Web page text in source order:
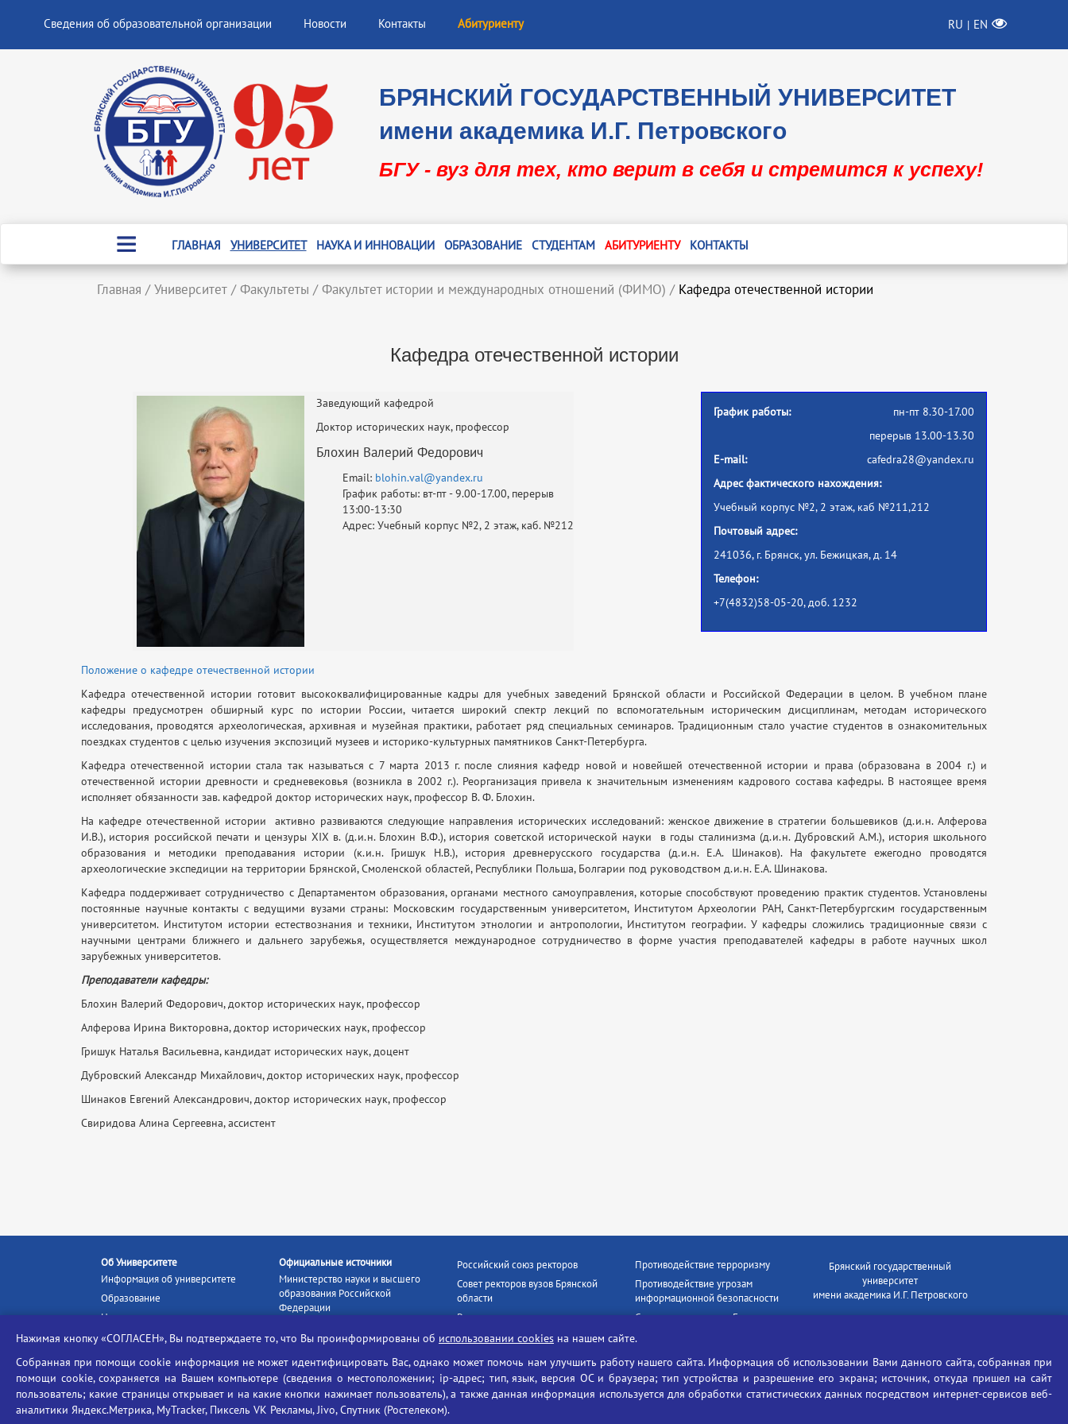
Сведения об образовательной организации Новости Контакты Абитуриенту RU | EN
БРЯНСКИЙ ГОСУДАРСТВЕННЫЙ УНИВЕРСИТЕТ
имени академика И.Г. Петровского
БГУ - вуз для тех, кто верит в себя и стремится к успеху!
ГЛАВНАЯ УНИВЕРСИТЕТ НАУКА И ИННОВАЦИИ ОБРАЗОВАНИЕ СТУДЕНТАМ АБИТУРИЕНТУ КОНТАКТЫ
Главная / Университет / Факультеты / Факультет истории и международных отношений (ФИМО) / Кафедра отечественной истории
Кафедра отечественной истории
Заведующий кафедрой
Доктор исторических наук, профессор
Блохин Валерий Федорович
Email: blohin.val@yandex.ru
График работы: вт-пт - 9.00-17.00, перерыв
13:00-13:30
Адрес: Учебный корпус №2, 2 этаж, каб. №212
График работы:
пн-пт 8.30-17.00
перерыв 13.00-13.30
E-mail:
cafedra28@yandex.ru
Адрес фактического нахождения:
Учебный корпус №2, 2 этаж, каб №211,212
Почтовый адрес:
241036, г. Брянск, ул. Бежицкая, д. 14
Телефон:
+7(4832)58-05-20, доб. 1232
Положение о кафедре отечественной истории
Кафедра отечественной истории готовит высококвалифицированные кадры для учебных заведений Брянской области и Российской Федерации в целом. В учебном плане
кафедры предусмотрен обширный курс по истории России, читается широкий спектр лекций по вспомогательным историческим дисциплинам, методам исторического
исследования, проводятся археологическая, архивная и музейная практики, работает ряд специальных семинаров. Традиционным стало участие студентов в ознакомительных
поездках студентов с целью изучения экспозиций музеев и историко-культурных памятников Санкт-Петербурга.
Кафедра отечественной истории стала так называться с 7 марта 2013 г. после слияния кафедр новой и новейшей отечественной истории и права (образована в 2004 г.) и
отечественной истории древности и средневековья (возникла в 2002 г.). Реорганизация привела к значительным изменениям кадрового состава кафедры. В настоящее время
исполняет обязанности зав. кафедрой доктор исторических наук, профессор В. Ф. Блохин.
На кафедре отечественной истории активно развиваются следующие направления исторических исследований: женское движение в стратегии большевиков (д.и.н. Алферова
И.В.), история российской печати и цензуры XIX в. (д.и.н. Блохин В.Ф.), история советской исторической науки в годы сталинизма (д.и.н. Дубровский А.М.), история школьного
образования и методики преподавания истории (к.и.н. Гришук Н.В.), история древнерусского государства (д.и.н. Е.А. Шинаков). На факультете ежегодно проводятся
археологические экспедиции на территории Брянской, Смоленской областей, Республики Польша, Болгарии под руководством д.и.н. Е.А. Шинакова.
Кафедра поддерживает сотрудничество с Департаментом образования, органами местного самоуправления, которые способствуют проведению практик студентов. Установлены
постоянные научные контакты с ведущими вузами страны: Московским государственным университетом, Институтом Археологии РАН, Санкт-Петербургским государственным
университетом. Институтом истории естествознания и техники, Институтом этнологии и антропологии, Институтом географии. У кафедры сложились традиционные связи с
научными центрами ближнего и дальнего зарубежья, осуществляется международное сотрудничество в форме участия преподавателей кафедры в работе научных школ
зарубежных университетов.
Преподаватели кафедры:
Блохин Валерий Федорович, доктор исторических наук, профессор
Алферова Ирина Викторовна, доктор исторических наук, профессор
Гришук Наталья Васильевна, кандидат исторических наук, доцент
Дубровский Александр Михайлович, доктор исторических наук, профессор
Шинаков Евгений Александрович, доктор исторических наук, профессор
Свиридова Алина Сергеевна, ассистент
Об Университете
Информация об университете
Образование
Наука и инновации
Абитуриенту
Ассоциация выпускников
Центр тестирования
иностранных граждан
Официальные источники
Министерство науки и высшего
образования Российской
Федерации
Портал «Российское
образование»
Единое окно информационных
ресурсов
Единая коллекция цифровых
Российский союз ректоров
Совет ректоров вузов Брянской
области
Росстудцентр
Наши партнёры
Портал «Русский язык»
Учительская газета
Противодействие терроризму
Противодействие угрозам
информационной безопасности
Социальные ролики - Генеральная
БГУ против наркотиков
Брянский государственный
университет
имени академика И.Г. Петровского
Телефон: +7(4832)58-90-85
Нажимая кнопку «СОГЛАСЕН», Вы подтверждаете то, что Вы проинформированы об использовании cookies на нашем сайте.
Собранная при помощи cookie информация не может идентифицировать Вас, однако может помочь нам улучшить работу нашего сайта. Информация об использовании Вами данного сайта, собранная при
помощи cookie, сохраняется на Вашем компьютере (сведения о местоположении; ip-адрес; тип, язык, версия ОС и браузера; тип устройства и разрешение его экрана; источник, откуда пришел на сайт
пользователь; какие страницы открывает и на какие кнопки нажимает пользователь), а также данная информация используется для обработки статистических данных посредством интернет-сервисов веб-
аналитики Яндекс.Метрика, MyTracker, Пиксель VK Рекламы, Jivo, Спутник (Ростелеком).